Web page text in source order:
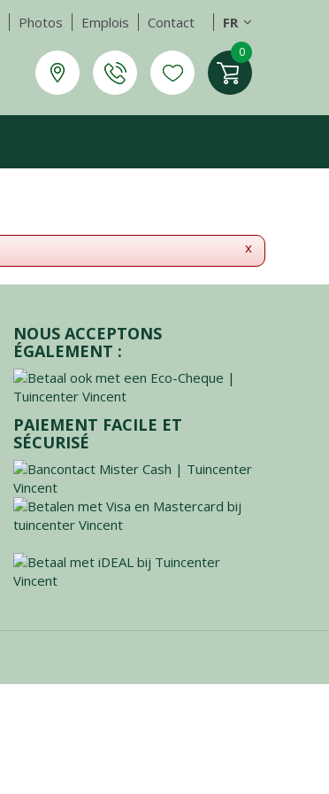
Photos Emplois Contact FR
x
NOUS ACCEPTONS
ÉGALEMENT :
PAIEMENT FACILE ET
SÉCURISÉ